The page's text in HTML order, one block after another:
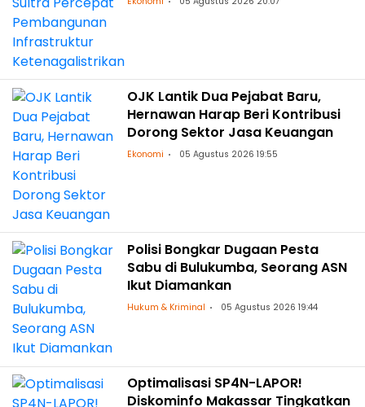
OJK Lantik Dua Pejabat Baru,
Hernawan Harap Beri Kontribusi
Dorong Sektor Jasa Keuangan
Ekonomi 05 Agustus 2026 19:55
Polisi Bongkar Dugaan Pesta
Sabu di Bulukumba, Seorang ASN
Ikut Diamankan
Hukum & Kriminal 05 Agustus 2026 19:44
Optimalisasi SP4N-LAPOR!
Diskominfo Makassar Tingkatkan